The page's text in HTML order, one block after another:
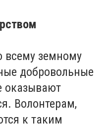
всему земному
добровольные
оказывают
Волонтерам,
к таким